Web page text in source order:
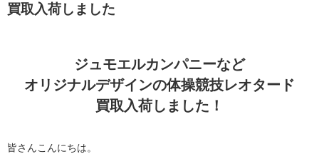
買取入荷しました
ジュモエルカンパニーなど
オリジナルデザインの体操競技レオタード
買取入荷しました！
皆さんこんにちは。